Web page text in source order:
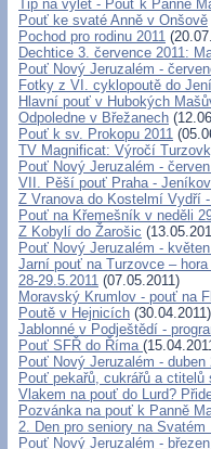
Tip na výlet - Pouť k Panně
Pouť ke svaté Anně v Onšově
Pochod pro rodinu 2011
Dechtice 3. července 2011:
Pouť Nový Jeruzalém -
Fotky z VI. cyklopoutě do
Hlavní pouť v Hubokých
Odpoledne v Břežanech
Pouť k sv. Prokopu 2011
TV Magnificat: Výročí
Pouť Nový Jeruzalém -
VII. Pěší pouť Praha -
Z Vranova do Kostelmí Vydří
Pouť na Křemešník v neděli
Z Kobylí do Žarošic
Pouť Nový Jeruzalém -
Jarní pouť na Turzovce –
28-29.5.2011 (07.05.2011)
Moravský Krumlov - pouť na
Poutě v Hejnicích (30.04.2011)
Jablonné v Podještědí -
Pouť SFŘ do Říma
Pouť Nový Jeruzalém - duben
Pouť pekařů, cukrářů a ctitelů
Vlakem na pouť do Lurd?
Pozvánka na pouť k Panně
2. Den pro seniory na
Pouť Nový Jeruzalém -